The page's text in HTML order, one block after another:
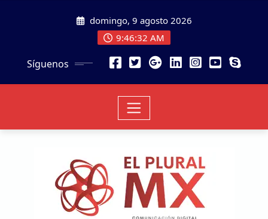
domingo, 9 agosto 2026
9:46:33 AM
Síguenos